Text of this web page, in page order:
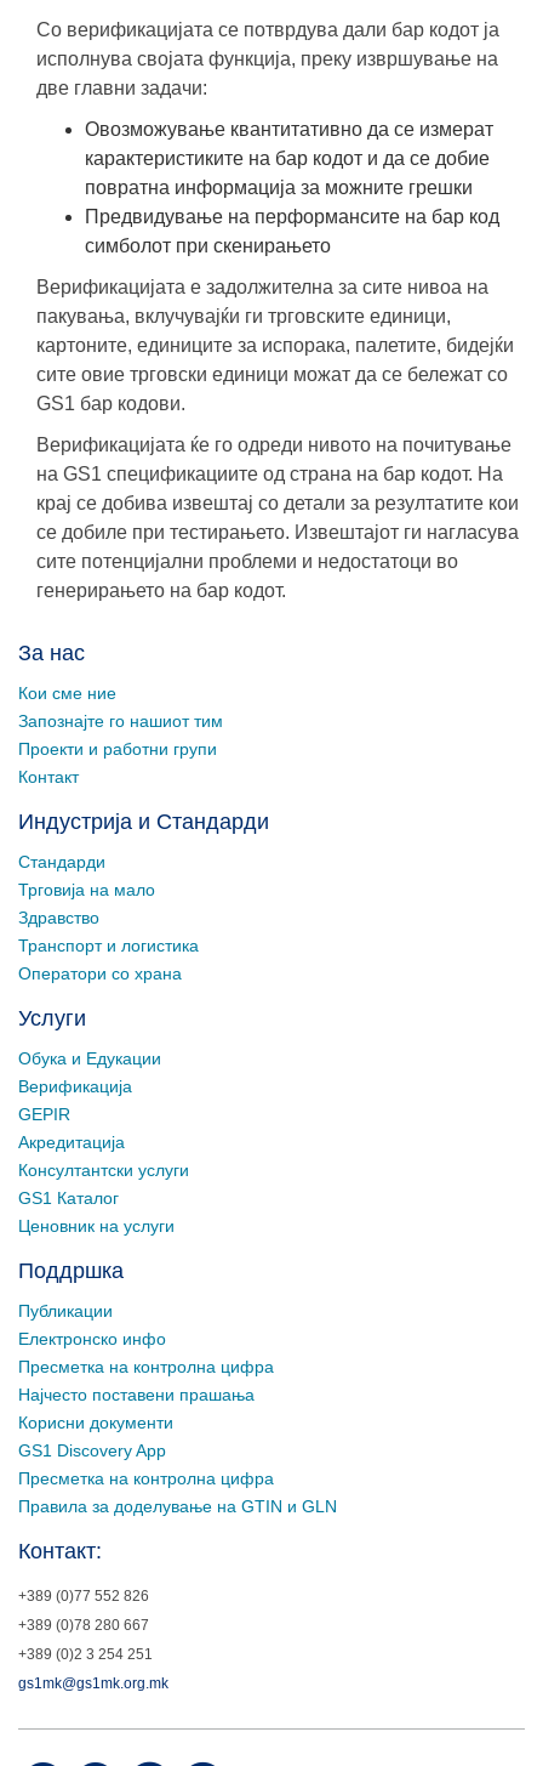
Со верификацијата се потврдува дали бар кодот ја
исполнува својата функција, преку извршување на
две главни задачи:
Овозможување квантитативно да се измерат
карактеристиките на бар кодот и да се добие
повратна информација за можните грешки
Предвидување на перформансите на бар код
симболот при скенирањето
Верификацијата е задолжителна за сите нивоа на
пакувања, вклучувајќи ги трговските единици,
картоните, единиците за испорака, палетите, бидејќи
сите овие трговски единици можат да се бележат со
GS1 бар кодови.
Верификацијата ќе го одреди нивото на почитување
на GS1 спецификациите од страна на бар кодот. На
крај се добива извештај со детали за резултатите кои
се добиле при тестирањето. Извештајот ги нагласува
сите потенцијални проблеми и недостатоци во
генерирањето на бар кодот.
За нас
Кои сме ние
Запознајте го нашиот тим
Проекти и работни групи
Контакт
Индустрија и Стандарди
Стандарди
Трговија на мало
Здравство
Транспорт и логистика
Оператори со храна
Услуги
Обука и Едукации
Верификација
GEPIR
Акредитација
Консултантски услуги
GS1 Каталог
Ценовник на услуги
Поддршка
Публикации
Електронско инфо
Пресметка на контролна цифра
Најчесто поставени прашања
Корисни документи
GS1 Discovery App
Пресметка на контролна цифра
Правила за доделување на GTIN и GLN
Контакт:
+389 (0)77 552 826
+389 (0)78 280 667
+389 (0)2 3 254 251
gs1mk@gs1mk.org.mk